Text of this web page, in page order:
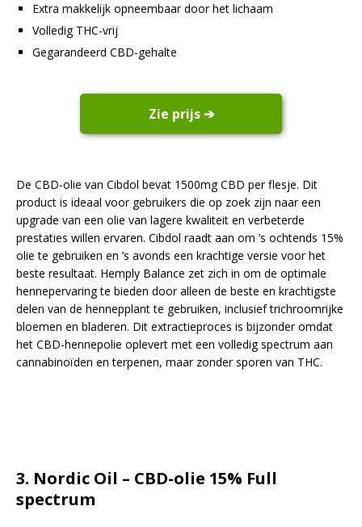
Extra makkelijk opneembaar door het lichaam
Volledig THC-vrij
Gegarandeerd CBD-gehalte
Zie prijs ➔
De CBD-olie van Cibdol bevat 1500mg CBD per flesje. Dit
product is ideaal voor gebruikers die op zoek zijn naar een
upgrade van een olie van lagere kwaliteit en verbeterde
prestaties willen ervaren. Cibdol raadt aan om ’s ochtends 15%
olie te gebruiken en ’s avonds een krachtige versie voor het
beste resultaat. Hemply Balance zet zich in om de optimale
hennepervaring te bieden door alleen de beste en krachtigste
delen van de hennepplant te gebruiken, inclusief trichroomrijke
bloemen en bladeren. Dit extractieproces is bijzonder omdat
het CBD-hennepolie oplevert met een volledig spectrum aan
cannabinoïden en terpenen, maar zonder sporen van THC.
3. Nordic Oil – CBD-olie 15% Full
spectrum